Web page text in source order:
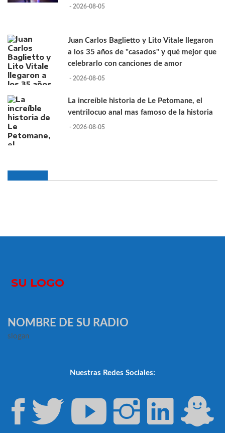
- 2026-08-05
Juan Carlos Baglietto y Lito Vitale llegaron
a los 35 años de "casados" y qué mejor que
celebrarlo con canciones de amor
- 2026-08-05
La increíble historia de Le Petomane, el
ventrilocuo anal mas famoso de la historia
- 2026-08-05
NOMBRE DE SU RADIO
slogan
Nuestras Redes Sociales: